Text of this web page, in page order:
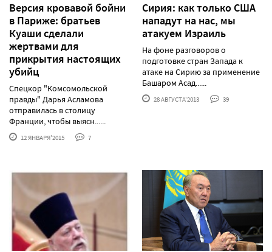
Версия кровавой бойни
в Париже: братьев
Куаши сделали
жертвами для
прикрытия настоящих
убийц
Спецкор "Комсомольской
правды" Дарья Асламова
отправилась в столицу
Франции, чтобы выясн......
12 ЯНВАРЯ'2015 7
Сирия: как только США
нападут на нас, мы
атакуем Израиль
На фоне разговоров о
подготовке стран Запада к
атаке на Сирию за применение
Башаром Асад......
28 АВГУСТА'2013 39